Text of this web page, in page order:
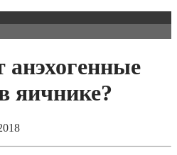
анэхогенные
яичнике?